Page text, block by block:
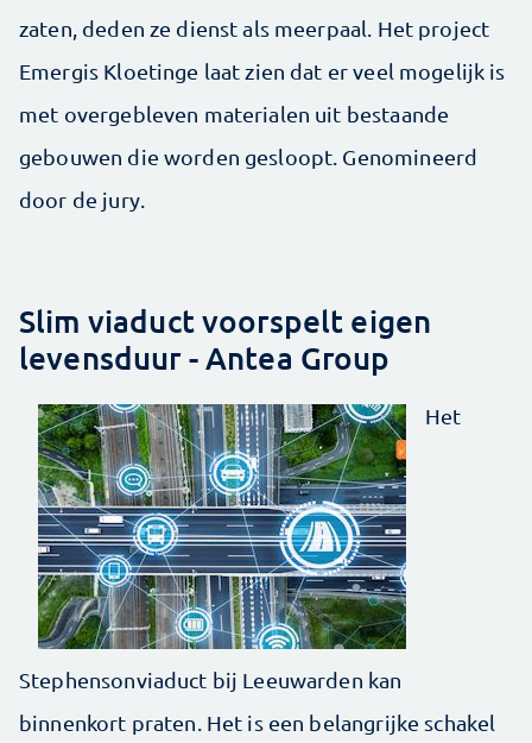
zaten, deden ze dienst als meerpaal. Het project
Emergis Kloetinge laat zien dat er veel mogelijk is
met overgebleven materialen uit bestaande
gebouwen die worden gesloopt. Genomineerd
door de jury.
Slim viaduct voorspelt eigen
levensduur - Antea Group
Het
Stephensonviaduct bij Leeuwarden kan
binnenkort praten. Het is een belangrijke schakel